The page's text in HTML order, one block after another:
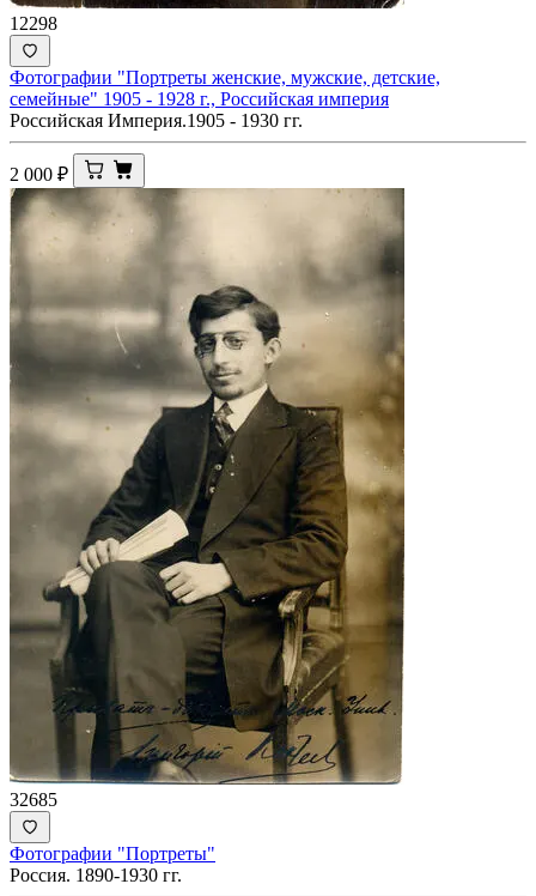
12298
Фотографии "Портреты женские, мужские, детские,
семейные" 1905 - 1928 г., Российская империя
Российская Империя.1905 - 1930 гг.
2 000 ₽
32685
Фотографии "Портреты"
Россия. 1890-1930 гг.